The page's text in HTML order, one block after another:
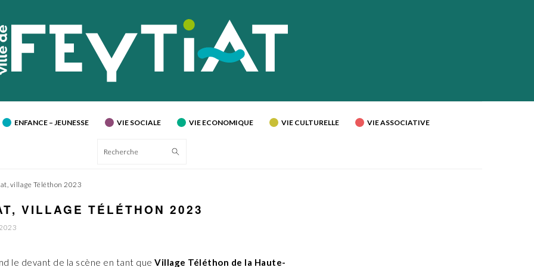
ENFANCE – JEUNESSE VIE SOCIALE VIE ECONOMIQUE VIE CULTURELLE VIE ASSOCIATIVE
Recherche
village Téléthon 2023
VILLAGE TÉLÉTHON 2023
le devant de la scène en tant que Village Téléthon de la Haute-